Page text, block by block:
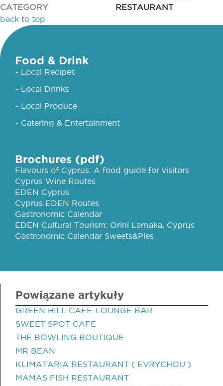
CATEGORY
RESTAURANT
back to top
Food & Drink
- Local Recipes
- Local Drinks
- Local Produce
- Catering & Entertainment
Brochures (pdf)
Flavours of Cyprus: A food guide for visitors
Cyprus Wine Routes
EDEN Cyprus
Cyprus EDEN Routes
Gastronomic Calendar
EDEN Cultural Tourism: Orini Larnaka, Cyprus
Gastronomic Calendar Sweets&Pies
Powiązane artykuły
GREEN HILL CAFE-LOUNGE BAR
SWEET SPOT CAFE
THE BOWLING BOUTIQUE
MR BEAN
KLIMATARIA RESTAURANT ( EVRYCHOU )
MAMAS FISH RESTAURANT